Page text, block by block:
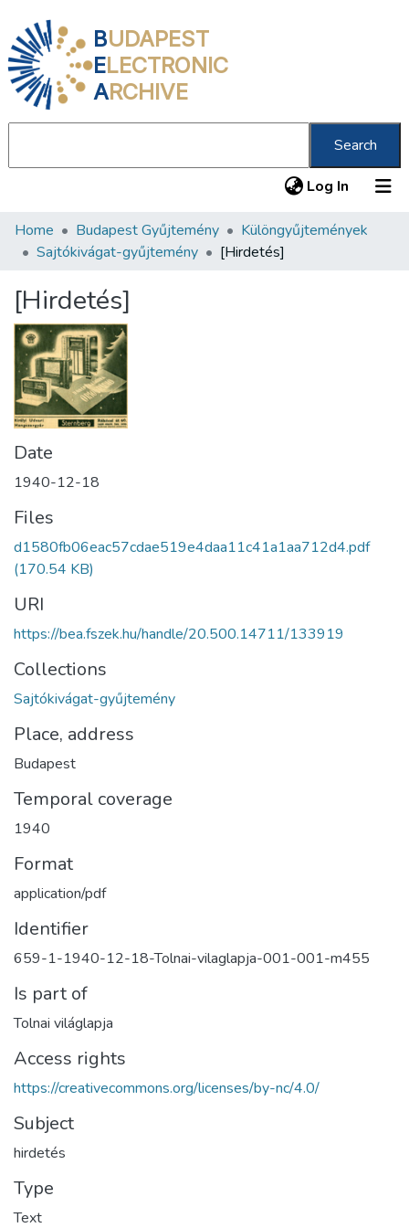
BUDAPEST
ELECTRONIC
ARCHIVE
Search
Log In (current)
Communities & Collections
Statistics
About us
Home Budapest Gyűjtemény
Különgyűjtemények
Sajtókivágat-gyűjtemény
[Hirdetés]
[Hirdetés]
Date
1940-12-18
Files
d1580fb06eac57cdae519e4daa11c41a1aa712d4.pdf
(170.54 KB)
URI
https://bea.fszek.hu/handle/20.500.14711/133919
Collections
Sajtókivágat-gyűjtemény
Place, address
Budapest
Temporal coverage
1940
Format
application/pdf
Identifier
659-1-1940-12-18-Tolnai-vilaglapja-001-001-m455
Is part of
Tolnai világlapja
Access rights
https://creativecommons.org/licenses/by-nc/4.0/
Subject
hirdetés
Type
Text